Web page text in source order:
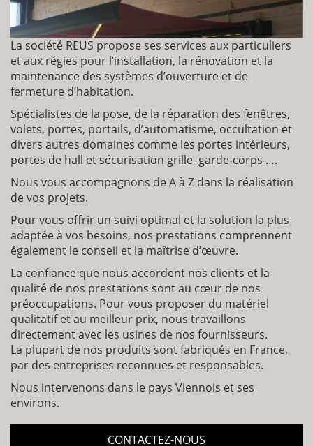
La société REUS propose ses services aux particuliers
et aux régies pour l’installation, la rénovation et la
maintenance des systèmes d’ouverture et de
fermeture d’habitation.
Spécialistes de la pose, de la réparation des fenêtres,
volets, portes, portails, d’automatisme, occultation et
divers autres domaines comme les portes intérieurs,
portes de hall et sécurisation grille, garde-corps ….
Nous vous accompagnons de A à Z dans la réalisation
de vos projets.
Pour vous offrir un suivi optimal et la solution la plus
adaptée à vos besoins, nos prestations comprennent
également le conseil et la maîtrise d’œuvre.
La confiance que nous accordent nos clients et la
qualité de nos prestations sont au cœur de nos
préoccupations. Pour vous proposer du matériel
qualitatif et au meilleur prix, nous travaillons
directement avec les usines de nos fournisseurs.
La plupart de nos produits sont fabriqués en France,
par des entreprises reconnues et responsables.
Nous intervenons dans le pays Viennois et ses
environs.
CONTACTEZ-NOUS